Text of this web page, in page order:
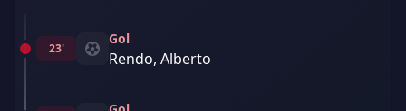
23'
Gol
Rendo, Alberto